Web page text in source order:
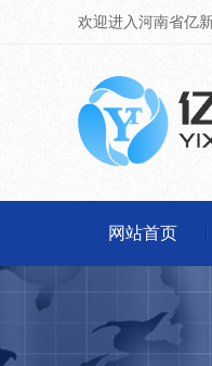
欢迎进入河南省亿
网站首页